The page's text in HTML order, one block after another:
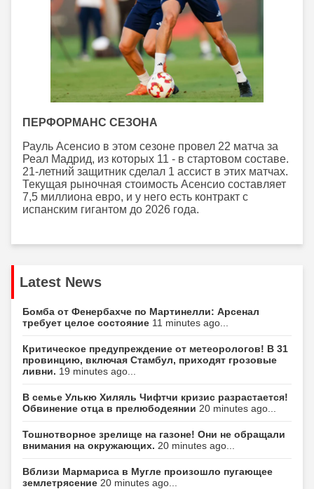
ПЕРФОРМАНС СЕЗОНА
Рауль Асенсио в этом сезоне провел 22 матча за
Реал Мадрид, из которых 11 - в стартовом составе.
21-летний защитник сделал 1 ассист в этих матчах.
Текущая рыночная стоимость Асенсио составляет
7,5 миллиона евро, и у него есть контракт с
испанским гигантом до 2026 года.
Latest News
Бомба от Фенербахче по Мартинелли: Арсенал
требует целое состояние 11 minutes ago...
Критическое предупреждение от метеорологов! В 31
провинцию, включая Стамбул, приходят грозовые
ливни. 19 minutes ago...
В семье Улькю Хиляль Чифтчи кризис разрастается!
Обвинение отца в прелюбодеянии 20 minutes ago...
Тошнотворное зрелище на газоне! Они не обращали
внимания на окружающих. 20 minutes ago...
Вблизи Мармариса в Мугле произошло пугающее
землетрясение 20 minutes ago...